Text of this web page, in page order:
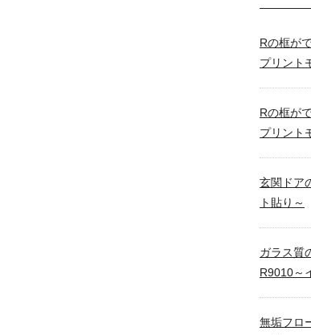
Rの框が
プリント
Rの框が
プリント
玄関ドア
ト貼り～
ガラス質
R9010～
無垢フロ